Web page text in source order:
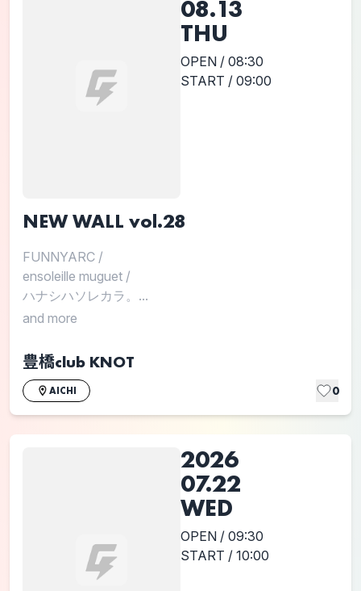
08.13
THU
OPEN / 08:30
START / 09:00
NEW WALL vol.28
FUNNYARC /
ensoleille muguet /
ハナシハソレカラ。...
and more
豊橋club KNOT
AICHI 0
2026
07.22
WED
OPEN / 09:30
START / 10:00